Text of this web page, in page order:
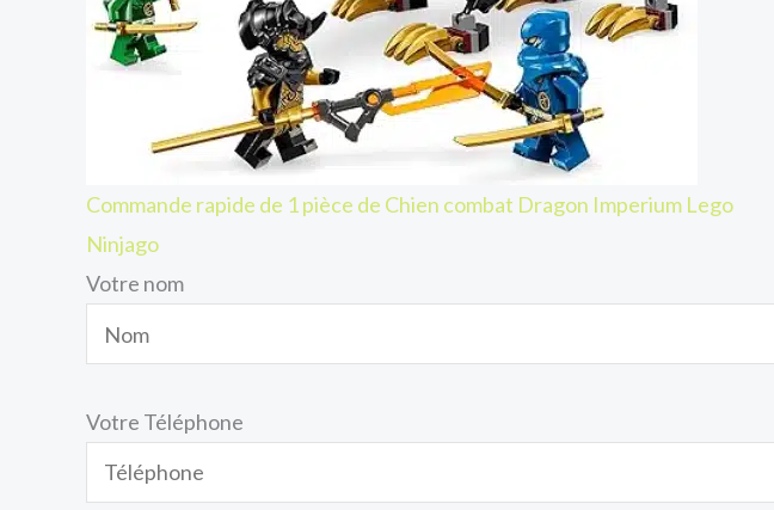
Commande rapide de 1 pièce de Chien combat Dragon Imperium Lego
Ninjago
Votre nom
Votre Téléphone